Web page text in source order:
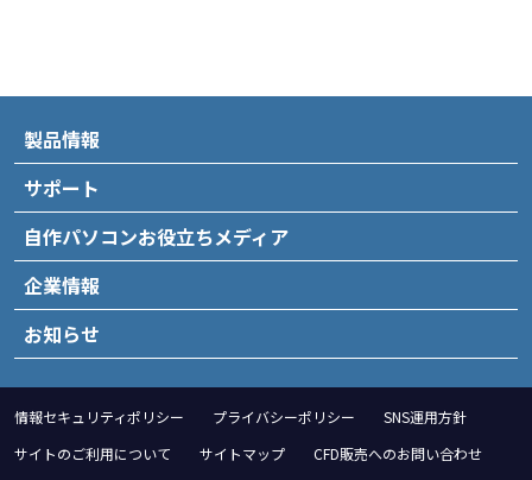
製品情報
サポート
自作パソコンお役立ちメディア
企業情報
お知らせ
情報セキュリティポリシー プライバシーポリシー
SNS運用方針
サイトのご利用について
サイトマップ CFD販売へのお問い合わせ